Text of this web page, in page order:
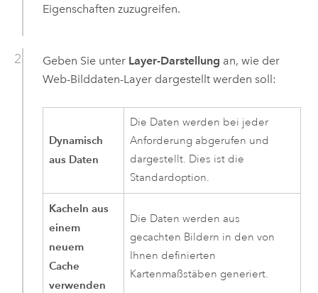
Eigenschaften zuzugreifen.
Geben Sie unter Layer-Darstellung an, wie der
Web-Bilddaten-Layer dargestellt werden soll:
Dynamisch
aus Daten
Die Daten werden bei jeder
Anforderung abgerufen und
dargestellt. Dies ist die
Standardoption.
Kacheln aus
einem
neuem
Cache
verwenden
Die Daten werden aus
gecachten Bildern in den von
Ihnen definierten
Kartenmaßstäben generiert.